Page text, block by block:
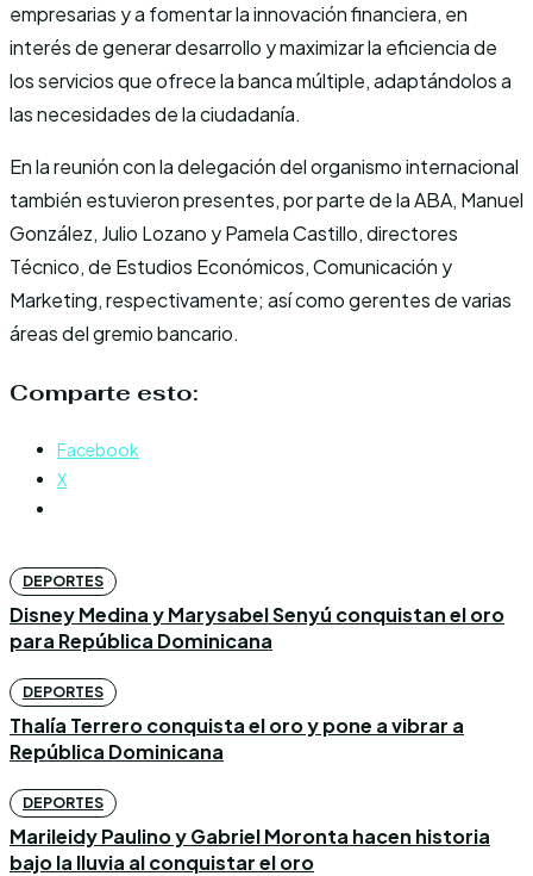
empresarias y a fomentar la innovación financiera, en
interés de generar desarrollo y maximizar la eficiencia de
los servicios que ofrece la banca múltiple, adaptándolos a
las necesidades de la ciudadanía.
En la reunión con la delegación del organismo internacional
también estuvieron presentes, por parte de la ABA, Manuel
González, Julio Lozano y Pamela Castillo, directores
Técnico, de Estudios Económicos, Comunicación y
Marketing, respectivamente; así como gerentes de varias
áreas del gremio bancario.
Comparte esto:
Facebook
X
DEPORTES
Disney Medina y Marysabel Senyú conquistan el oro
para República Dominicana
DEPORTES
Thalía Terrero conquista el oro y pone a vibrar a
República Dominicana
DEPORTES
Marileidy Paulino y Gabriel Moronta hacen historia
bajo la lluvia al conquistar el oro